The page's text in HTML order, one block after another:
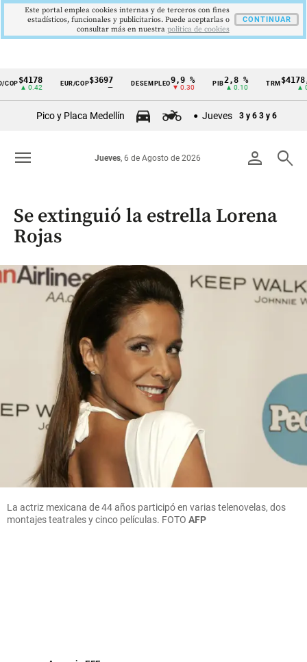
Cintillo
Colombia
$4178
▲ 0.42
EUR/COP$3697 DESEMPLEO 9,9 %
▼ 0.30
PIB2,8 %
▲ 0.10
TRM
▲
Pico y Placa Medellín Jueves 3 y 6 3 y 6
person search
Jueves, 6 de Agosto de 2026
menu
Se extinguió la estrella Lorena
Rojas
La actriz mexicana de 44 años participó en varias telenovelas, dos
montajes teatrales y cinco películas. FOTO AFP
Este portal emplea cookies internas y de terceros con fines
estadísticos, funcionales y publicitarios. Puede aceptarlas o
consultar más en nuestra politica de cookies
CONTINUAR